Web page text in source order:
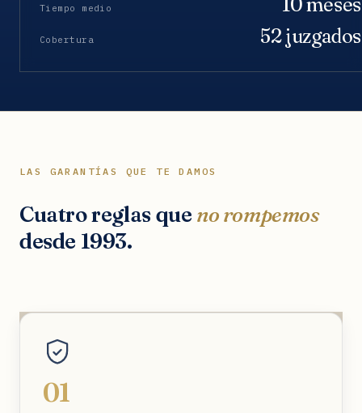
Tiempo medio
Cobertura 52 juzgados
LAS GARANTÍAS QUE TE DAMOS
Cuatro reglas que no rompemos
desde 1993.
01